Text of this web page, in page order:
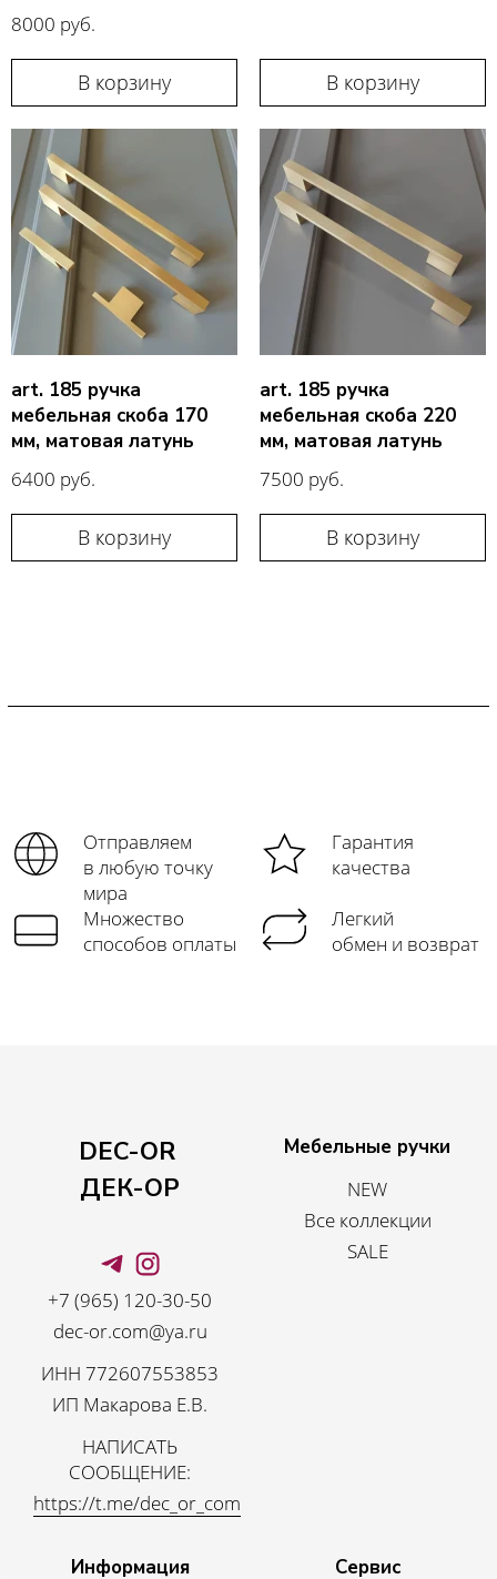
8000 руб.
В корзину В корзину
art. 185 ручка
мебельная скоба 170
мм, матовая латунь
6400 руб.
В корзину
art. 185 ручка
мебельная скоба 220
мм, матовая латунь
7500 руб.
В корзину
Отправляем
в любую точку
мира
Гарантия
качества
Множество
способов оплаты
Легкий
обмен и возврат
DEC-OR
ДЕК-ОР
+7 (965) 120-30-50
dec-or.com@ya.ru
ИНН 772607553853
ИП Макарова Е.В.
НАПИСАТЬ
СООБЩЕНИЕ:
https://t.me/dec_or_com
Мебельные ручки
NEW
Все коллекции
SALE
Информация Сервис